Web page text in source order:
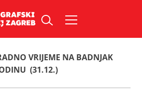
VRIJEME NA BADNJAK
(31.12.)